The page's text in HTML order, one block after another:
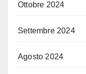
Ottobre 2024
Settembre 2024
Agosto 2024